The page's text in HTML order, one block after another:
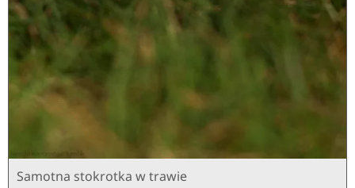
Samotna stokrotka w trawie